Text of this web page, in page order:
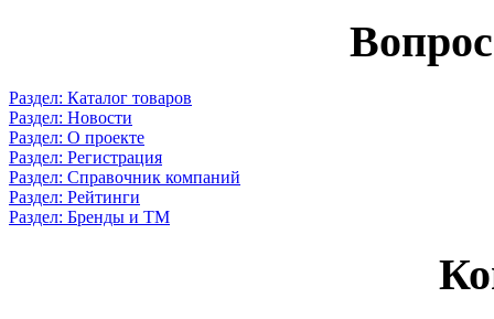
Раздел: Каталог товаров
Раздел: Новости
Раздел: О проекте
Раздел: Регистрация
Раздел: Справочник компаний
Раздел: Рейтинги
Раздел: Бренды и ТМ